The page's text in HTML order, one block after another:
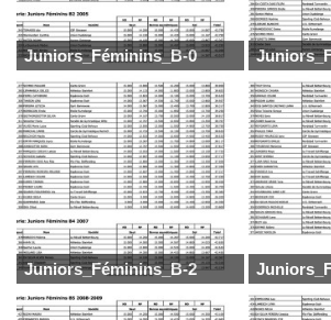
Juniors_Féminins_B-0
Juniors_Féminins_B-2